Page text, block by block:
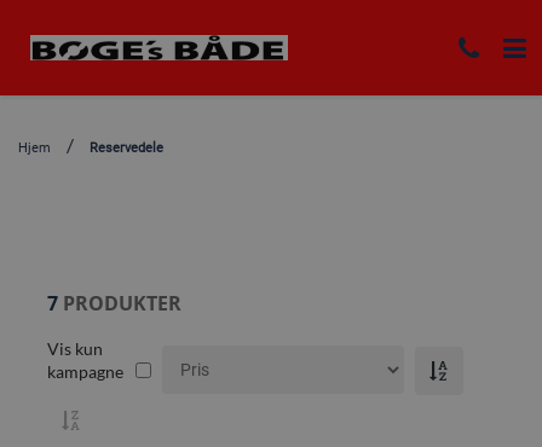
Hjem Reservedele
7PRODUKTER
Vis kun
kampagne